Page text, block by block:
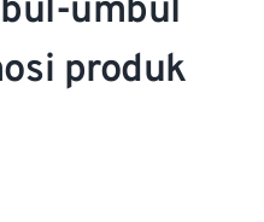
umbul
produk